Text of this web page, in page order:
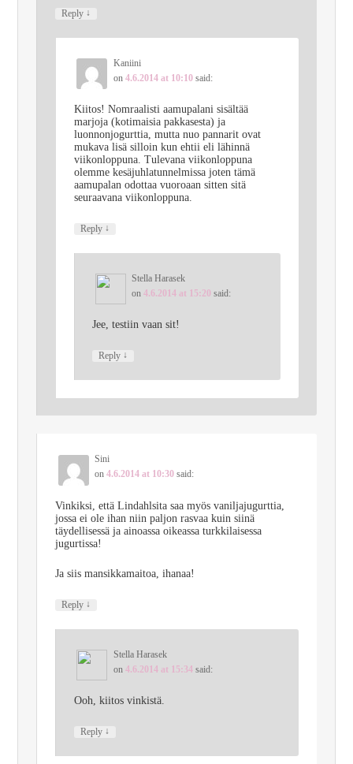
Reply ↓
Kaniini
on 4.6.2014 at 10:10 said:
Kiitos! Nomraalisti aamupalani sisältää
marjoja (kotimaisia pakkasesta) ja
luonnonjogurttia, mutta nuo pannarit ovat
mukava lisä silloin kun ehtii eli lähinnä
viikonloppuna. Tulevana viikonloppuna
olemme kesäjuhlatunnelmissa joten tämä
aamupalan odottaa vuoroaan sitten sitä
seuraavana viikonloppuna.
Reply ↓
Stella Harasek
on4.6.2014 at 15:20 said:
Jee, testiin vaan sit!
Reply ↓
Sini
on 4.6.2014 at 10:30 said:
Vinkiksi, että Lindahlsita saa myös vaniljajugurttia,
jossa ei ole ihan niin paljon rasvaa kuin siinä
täydellisessä ja ainoassa oikeassa turkkilaisessa
jugurtissa!
Ja siis mansikkamaitoa, ihanaa!
Reply ↓
Stella Harasek
on 4.6.2014 at 15:34 said:
Ooh, kiitos vinkistä.
Reply ↓